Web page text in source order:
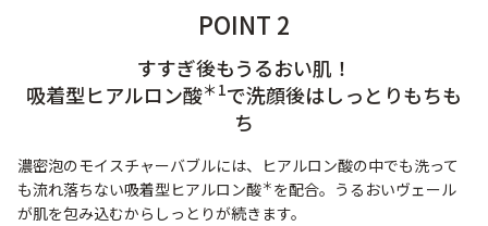
POINT 2
すすぎ後もうるおい肌！
吸着型ヒアルロン酸＊1で洗顔後はしっとりもちも
ち
濃密泡のモイスチャーバブルには、ヒアルロン酸の中でも洗って
も流れ落ちない吸着型ヒアルロン酸＊ を配合。うるおいヴェール
が肌を包み込むからしっとりが続きます。